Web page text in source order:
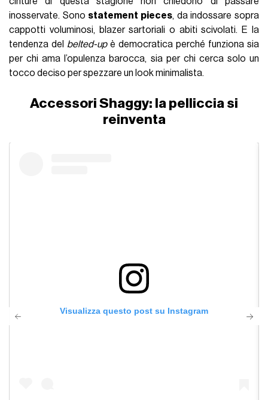
inosservate. Sono statement pieces, da indossare sopra
cappotti voluminosi, blazer sartoriali o abiti scivolati. E la
tendenza del belted-upè democratica perché funziona sia
per chi ama l’opulenza barocca, sia per chi cerca solo un
tocco deciso per spezzare un look minimalista.
Accessori Shaggy: la pelliccia si
reinventa
Visualizza questo post su Instagram